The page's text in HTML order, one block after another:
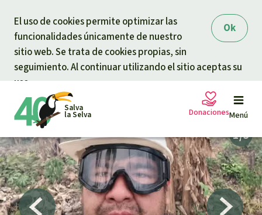
Ok
El uso de cookies permite optimizar las
funcionalidades únicamente de nuestro
sitio web. Se trata de cookies propias, sin
seguimiento. Al continuar utilizando el sitio aceptas su
uso.
Salva
la Selva Menú
Peticiones
Proyectos
Donaciones
Tu donación ayuda
Donación general